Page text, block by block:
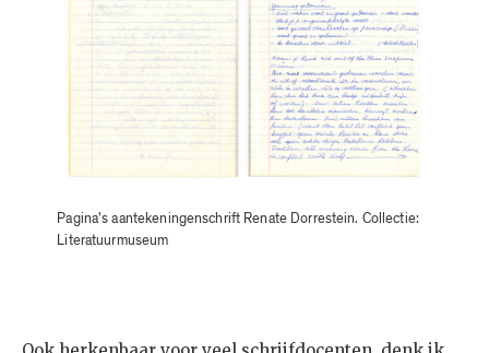
Pagina’s aantekeningenschrift Renate Dorrestein. Collectie:
Literatuurmuseum